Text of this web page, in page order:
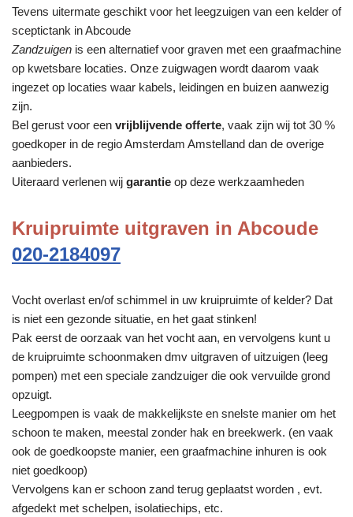
Tevens uitermate geschikt voor het leegzuigen van een kelder of
sceptictank in Abcoude
Zandzuigen is een alternatief voor graven met een graafmachine
op kwetsbare locaties. Onze zuigwagen wordt daarom vaak
ingezet op locaties waar kabels, leidingen en buizen aanwezig
zijn.
Bel gerust voor een vrijblijvende offerte, vaak zijn wij tot 30 %
goedkoper in de regio Amsterdam Amstelland dan de overige
aanbieders.
Uiteraard verlenen wij garantie op deze werkzaamheden
Kruipruimte uitgraven in Abcoude
020-2184097
Vocht overlast en/of schimmel in uw kruipruimte of kelder? Dat
is niet een gezonde situatie, en het gaat stinken!
Pak eerst de oorzaak van het vocht aan, en vervolgens kunt u
de kruipruimte schoonmaken dmv uitgraven of uitzuigen (leeg
pompen) met een speciale zandzuiger die ook vervuilde grond
opzuigt.
Leegpompen is vaak de makkelijkste en snelste manier om het
schoon te maken, meestal zonder hak en breekwerk. (en vaak
ook de goedkoopste manier, een graafmachine inhuren is ook
niet goedkoop)
Vervolgens kan er schoon zand terug geplaatst worden , evt.
afgedekt met schelpen, isolatiechips, etc.